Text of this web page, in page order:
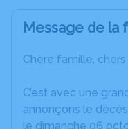
Message de la
Chère famille, chers
C’est avec une
annonçons le
le dimanche 06